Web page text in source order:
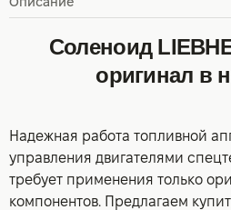
Соленоид
оригинал в
Надежная работа топливной
управления двигателями
требует применения только
компонентов. Предлагаем